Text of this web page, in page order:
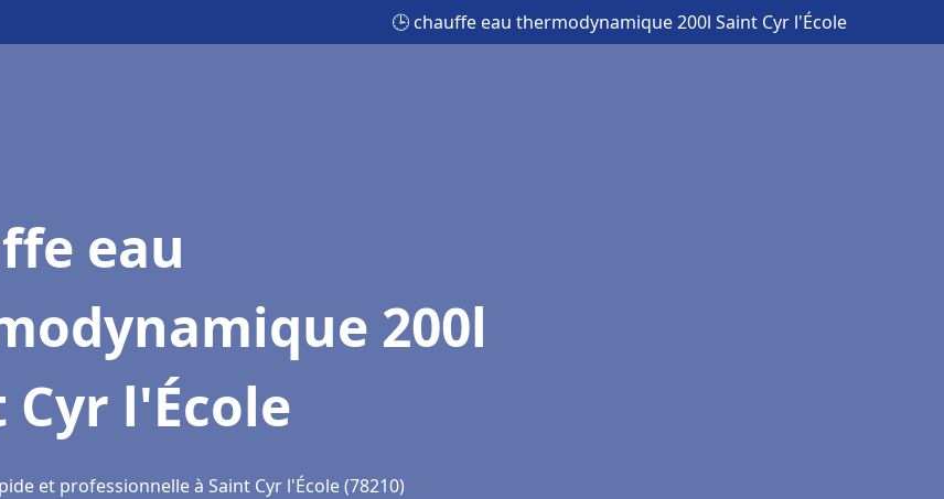
🕒 chauffe eau thermodynamique 200l Saint Cyr l'École
eau
200l
Cyr l'École
et professionnelle à Saint Cyr l'École (78210)